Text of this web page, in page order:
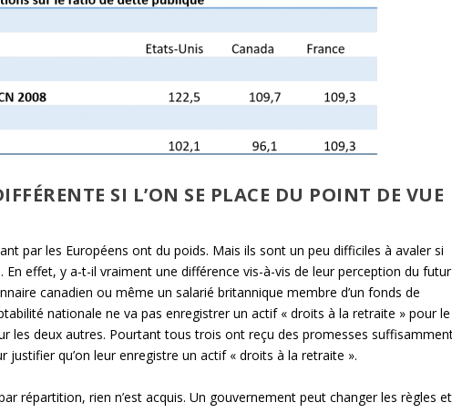
SI L’ON SE PLACE DU POINT DE VUE
par les Européens ont du poids. Mais ils sont un peu difficiles à avaler si
En effet, y a-t-il vraiment une différence vis-à-vis de leur perception du futur
canadien ou même un salarié britannique membre d’un fonds de
nationale ne va pas enregistrer un actif « droits à la retraite » pour le
les deux autres. Pourtant tous trois ont reçu des promesses
justifier qu’on leur enregistre un actif « droits à la retraite ».
répartition, rien n’est acquis. Un gouvernement peut changer les règles et